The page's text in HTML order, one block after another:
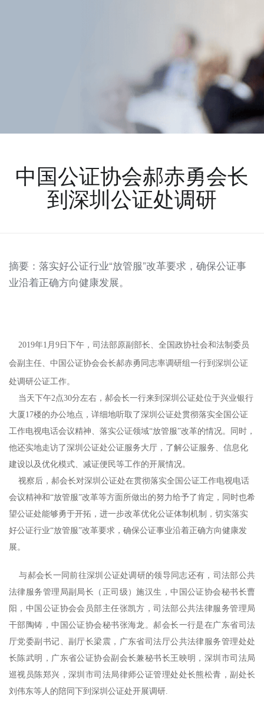
中国公证协会郝赤勇会长
到深圳公证处调研
摘要：落实好公证行业“放管服”改革要求，确保公证事
业沿着正确方向健康发展。
2019年1 月 9 日下午，司法部原副部长、全国政协社会和法制委员
会副主任、中国公证协会会长郝赤勇同志率调研组一行到深圳公证
处调研公证工作。
当天下午2点30分左右，郝会长一行来到深圳公证处位于兴业银行
大厦17楼的办公地点，详细地听取了深圳公证处贯彻落实全国公证
工作电视电话会议精神、落实公证领域“放管服”改革的情况。同时，
他还实地走访了深圳公证处公证服务大厅，了解公证服务、信息化
建设以及优化模式、减证便民等工作的开展情况。
视察后，郝会长对深圳公证处在贯彻落实全国公证工作电视电话
会议精神和“放管服”改革等方面所做出的努力给予了肯定，同时也希
望公证处能够勇于开拓，进一步改革优化公证体制机制，切实落实
好公证行业“放管服”改革要求，确保公证事业沿着正确方向健康发
展。
与郝会长一同前往深圳公证处调研的领导同志还有，司法部公共
法律服务管理局副局长（正司级）施汉生，中国公证协会秘书长曹
阳，中国公证协会会员部主任张凯方，司法部公共法律服务管理局
干部陶铸，中国公证协会秘书张海龙。郝会长一行是在广东省司法
厅党委副书记、副厅长梁震，广东省司法厅公共法律服务管理处处
长陈武明，广东省公证协会副会长兼秘书长王映明，深圳市司法局
巡视员陈郑兴，深圳市司法局律师公证管理处处长熊松青，副处长
刘伟东等人的陪同下到深圳公证处开展调研.